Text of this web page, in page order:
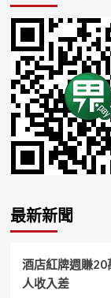
最新新聞
酒店紅牌週賺20
人收入差